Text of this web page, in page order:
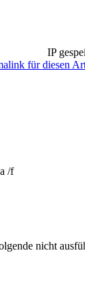
IP
für diesen
/f
nicht